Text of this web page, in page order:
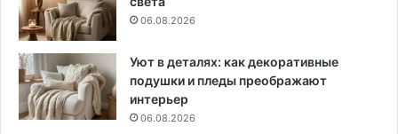
06.08.2026
Уют в деталях: как декоративные
подушки и пледы преображают
интерьер
06.08.2026